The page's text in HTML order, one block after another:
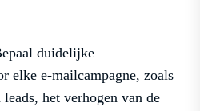
duidelijke
elke e-mailcampagne, zoals
leads, het verhogen van de